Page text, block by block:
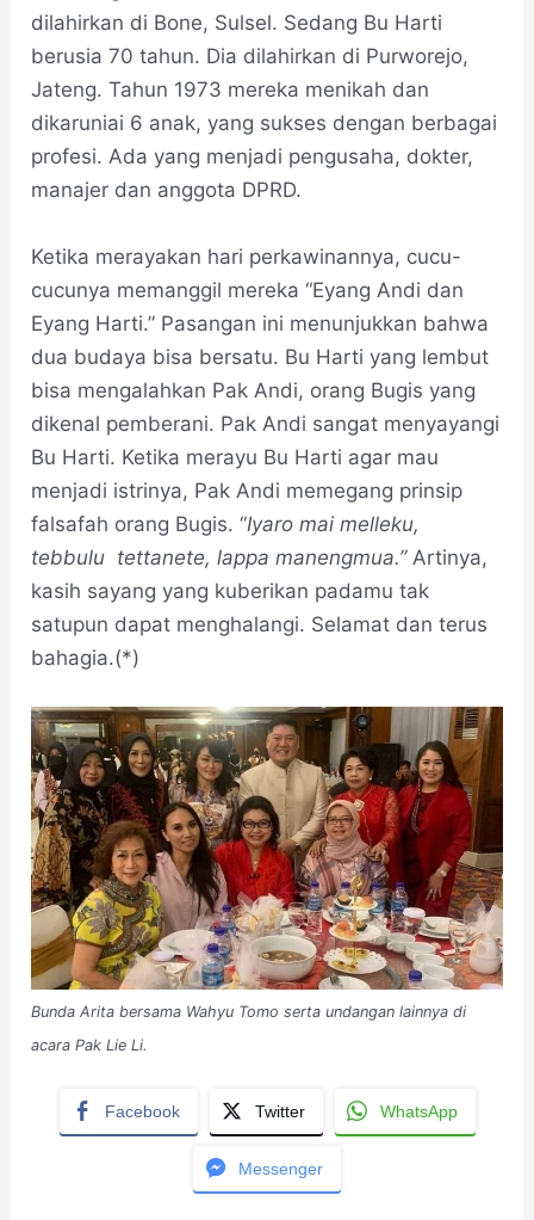
dilahirkan di Bone, Sulsel. Sedang Bu Harti
berusia 70 tahun. Dia dilahirkan di Purworejo,
Jateng. Tahun 1973 mereka menikah dan
dikaruniai 6 anak, yang sukses dengan berbagai
profesi. Ada yang menjadi pengusaha, dokter,
manajer dan anggota DPRD.
Ketika merayakan hari perkawinannya, cucu-
cucunya memanggil mereka “Eyang Andi dan
Eyang Harti.” Pasangan ini menunjukkan bahwa
dua budaya bisa bersatu. Bu Harti yang lembut
bisa mengalahkan Pak Andi, orang Bugis yang
dikenal pemberani. Pak Andi sangat menyayangi
Bu Harti. Ketika merayu Bu Harti agar mau
menjadi istrinya, Pak Andi memegang prinsip
falsafah orang Bugis. “Iyaro mai melleku,
tebbulu tettanete, lappa manengmua.”Artinya,
kasih sayang yang kuberikan padamu tak
satupun dapat menghalangi. Selamat dan terus
bahagia.(*)
Bunda Arita bersama Wahyu Tomo serta undangan lainnya di
acara Pak Lie Li.
Facebook Twitter WhatsApp
Messenger